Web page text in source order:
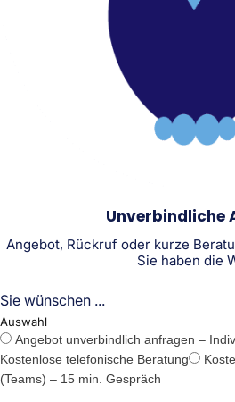
Unverbindliche
Angebot, Rückruf oder kurze
Sie haben die
Sie wünschen ...
Auswahl
Angebot unverbindlich anfragen –
Kostenlose telefonische Beratung
(Teams) – 15 min. Gespräch